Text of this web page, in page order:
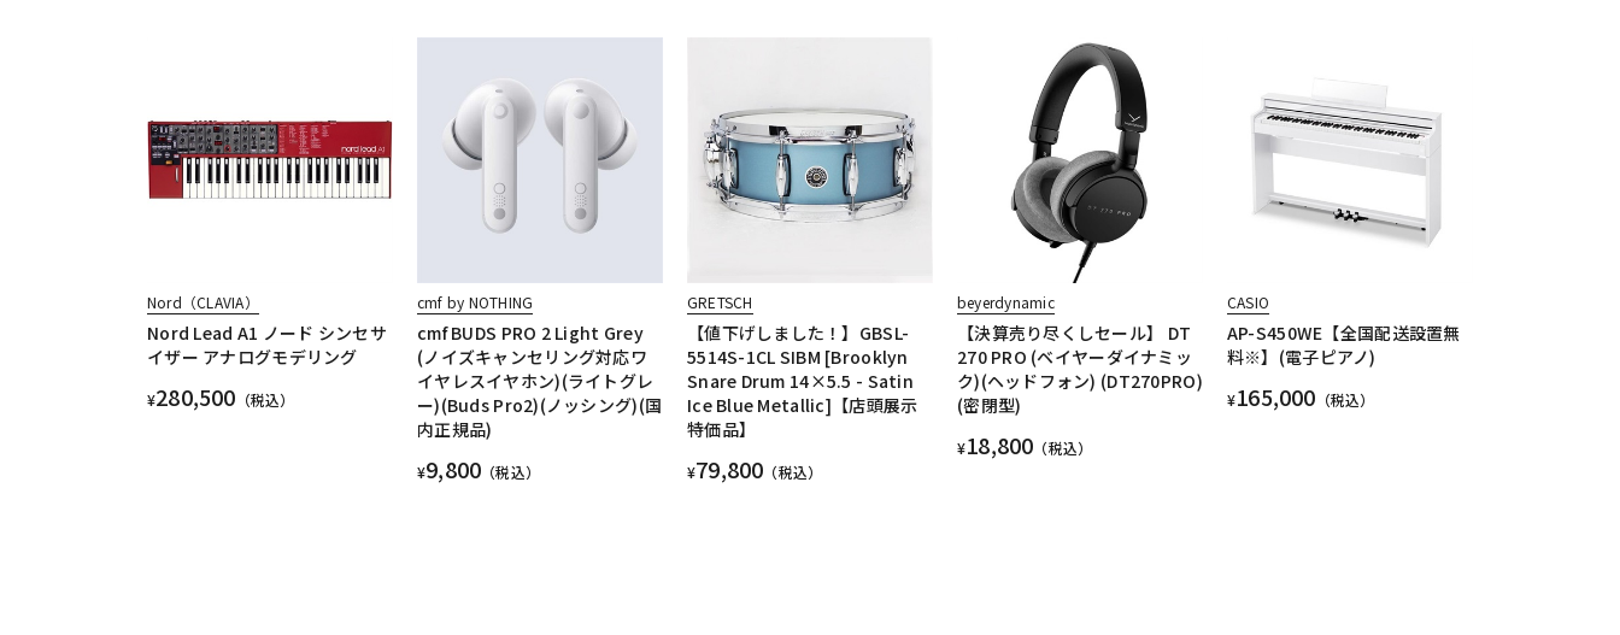
Nord（CLAVIA）
Nord Lead A1 ノード シンセサ
イザー アナログモデリング
¥280,500 （税込）
cmf by NOTHING
cmf BUDS PRO 2 Light Grey
(ノイズキャンセリング対応ワ
イヤレスイヤホン)(ライトグレ
ー)(Buds Pro2)(ノッシング)(国
内正規品)
¥9,800 （税込）
GRETSCH
【値下げしました！】GBSL-
5514S-1CL SIBM [Brooklyn
Snare Drum 14×5.5 - Satin
Ice Blue Metallic]【店頭展示
特価品】
¥79,800 （税込）
beyerdynamic
【決算売り尽くしセール】 DT
270 PRO (ベイヤーダイナミッ
ク)(ヘッドフォン) (DT270PRO)
(密閉型)
¥18,800 （税込）
CASIO
AP-S450WE【全国配送設置無
料※】(電子ピアノ)
¥165,000 （税込）